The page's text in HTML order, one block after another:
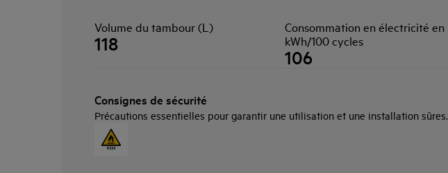
Volume du tambour (L)
118
Consommation en électricité en
kWh/100 cycles
106
Consignes de sécurité
Précautions essentielles pour garantir une utilisation et une installation sûres.